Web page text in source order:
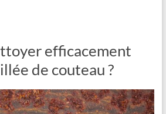
efficacement
de couteau ?